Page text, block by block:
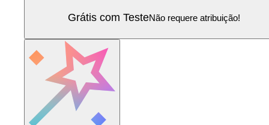
Grátis com TesteNão requere atribuição!